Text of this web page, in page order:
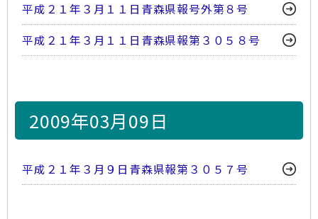
平成２１年３月１１日青森県報号外第８号
平成２１年３月１１日青森県報第３０５８号
2009年03月09日
平成２１年３月９日青森県報第３０５７号